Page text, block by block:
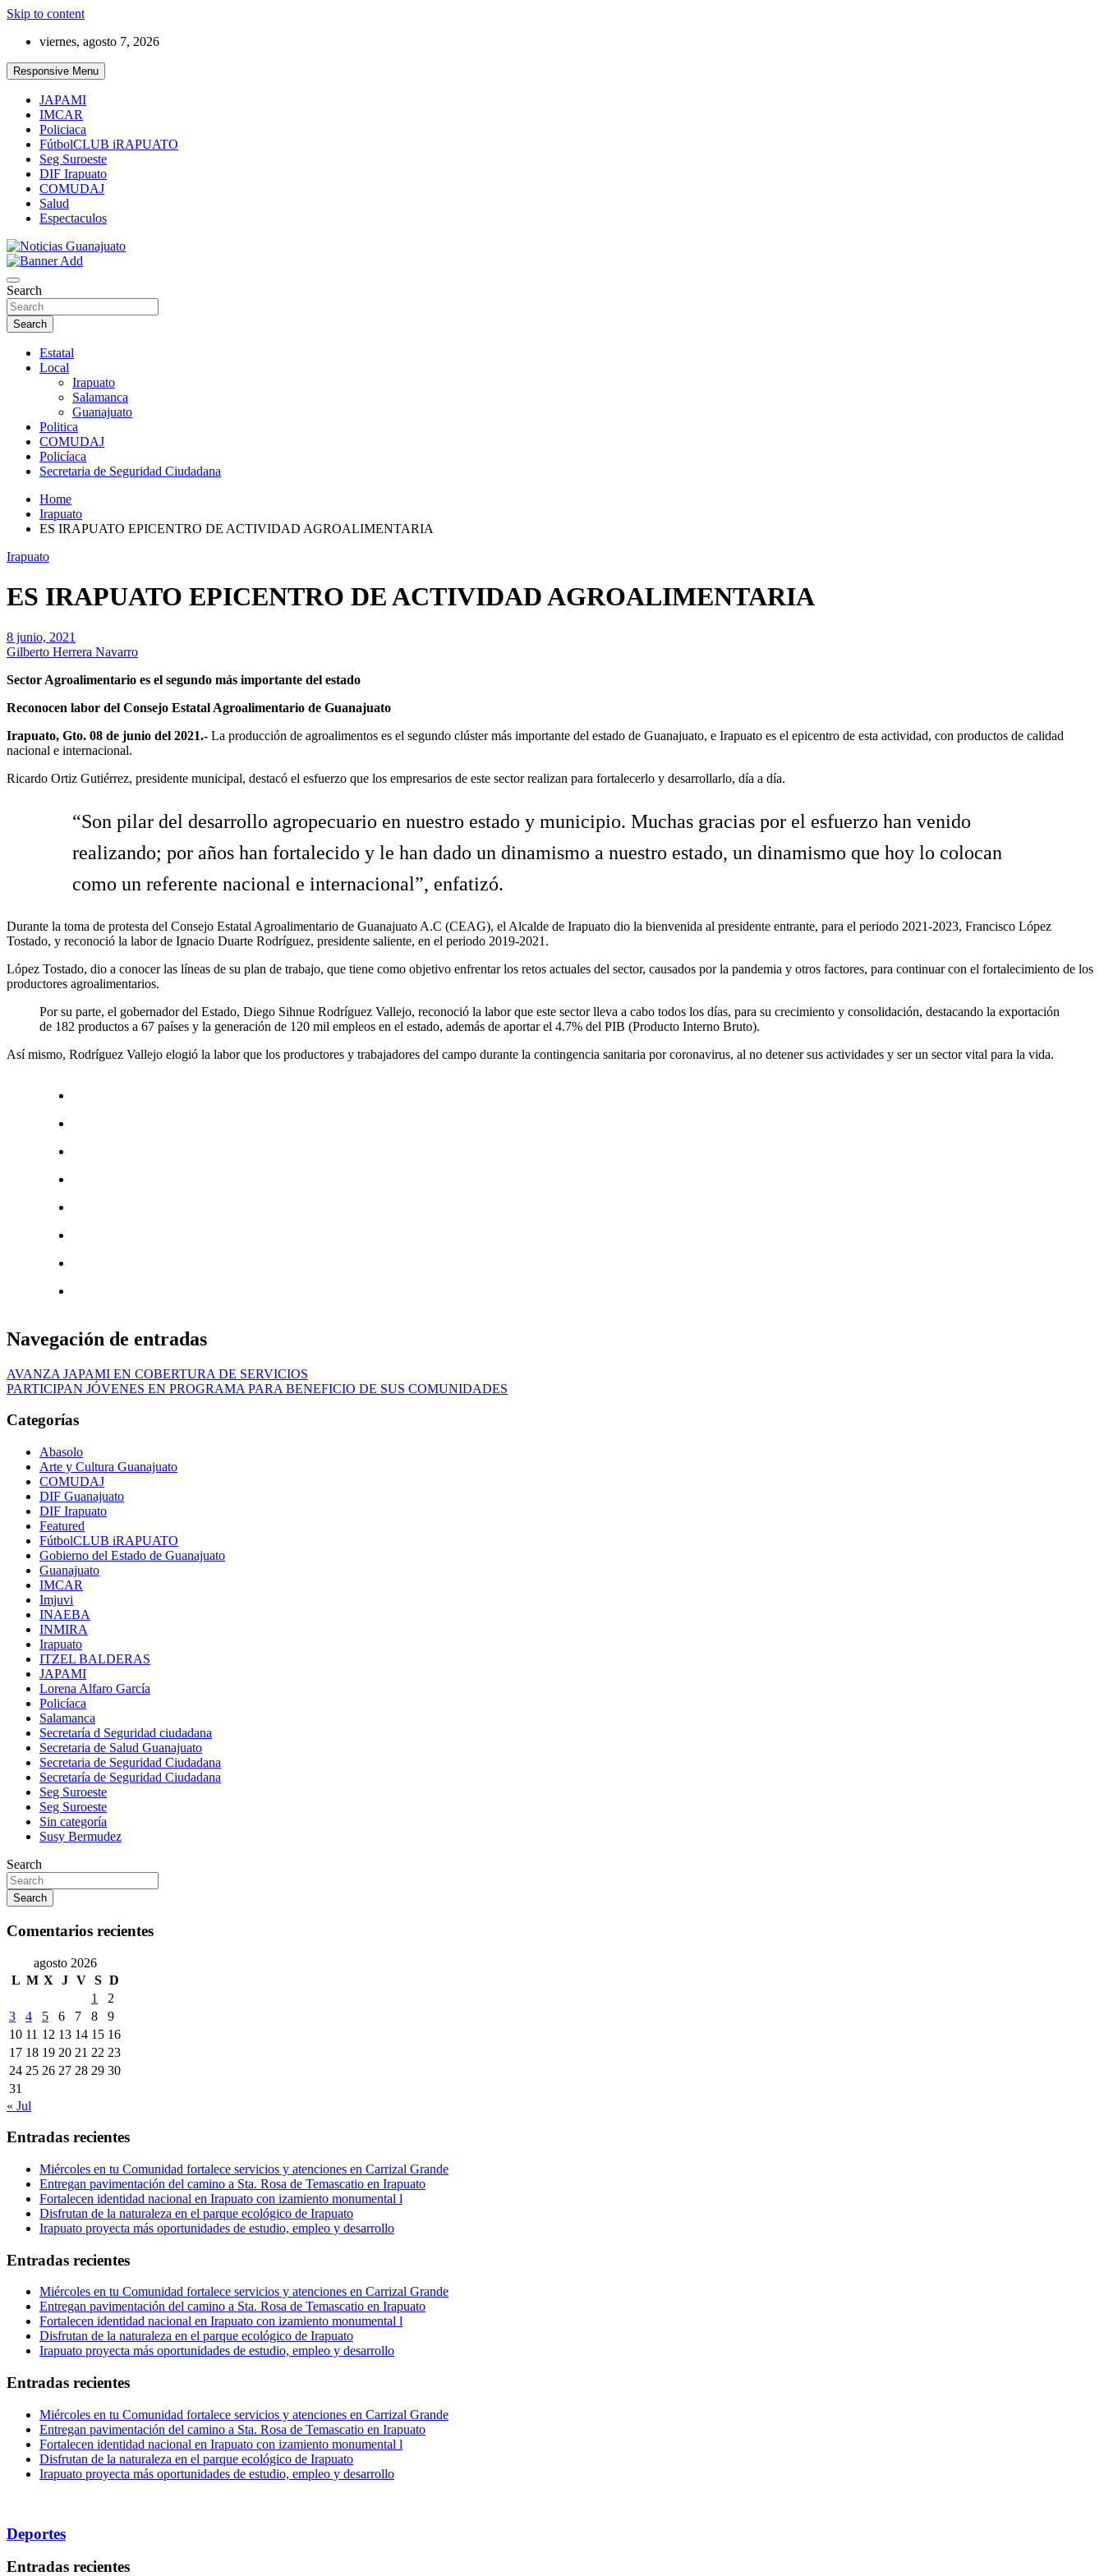
Skip to content
viernes, agosto 7, 2026
Responsive Menu
JAPAMI
IMCAR
Policiaca
FútbolCLUB iRAPUATO
Seg Suroeste
DIF Irapuato
COMUDAJ
Salud
Espectaculos
Noticias Guanajuato
Search
Search
Estatal
Local
Irapuato
Salamanca
Guanajuato
Politica
COMUDAJ
Policíaca
Secretaria de Seguridad Ciudadana
Home
Irapuato
ES IRAPUATO EPICENTRO DE ACTIVIDAD AGROALIMENTARIA
Irapuato
ES IRAPUATO EPICENTRO DE ACTIVIDAD AGROALIMENTARIA
8 junio, 2021
Gilberto Herrera Navarro
Sector Agroalimentario es el segundo más importante del estado
Reconocen labor del Consejo Estatal Agroalimentario de Guanajuato
Irapuato, Gto. 08 de junio del 2021.- La producción de agroalimentos es el segundo clúster más importante del estado de Guanajuato, e Irapuato es el epicentro de esta actividad, con productos de calidad
nacional e internacional.
Ricardo Ortiz Gutiérrez, presidente municipal, destacó el esfuerzo que los empresarios de este sector realizan para fortalecerlo y desarrollarlo, día a día.
“Son pilar del desarrollo agropecuario en nuestro estado y municipio. Muchas gracias por el esfuerzo han venido
realizando; por años han fortalecido y le han dado un dinamismo a nuestro estado, un dinamismo que hoy lo colocan
como un referente nacional e internacional”, enfatizó.
Durante la toma de protesta del Consejo Estatal Agroalimentario de Guanajuato A.C (CEAG), el Alcalde de Irapuato dio la bienvenida al presidente entrante, para el periodo 2021-2023, Francisco López
Tostado, y reconoció la labor de Ignacio Duarte Rodríguez, presidente saliente, en el periodo 2019-2021.
López Tostado, dio a conocer las líneas de su plan de trabajo, que tiene como objetivo enfrentar los retos actuales del sector, causados por la pandemia y otros factores, para continuar con el fortalecimiento de los
productores agroalimentarios.
Por su parte, el gobernador del Estado, Diego Sihnue Rodríguez Vallejo, reconoció la labor que este sector lleva a cabo todos los días, para su crecimiento y consolidación, destacando la exportación
de 182 productos a 67 países y la generación de 120 mil empleos en el estado, además de aportar el 4.7% del PIB (Producto Interno Bruto).
Así mismo, Rodríguez Vallejo elogió la labor que los productores y trabajadores del campo durante la contingencia sanitaria por coronavirus, al no detener sus actividades y ser un sector vital para la vida.
Navegación de entradas
AVANZA JAPAMI EN COBERTURA DE SERVICIOS
PARTICIPAN JÓVENES EN PROGRAMA PARA BENEFICIO DE SUS COMUNIDADES
Categorías
Abasolo
Arte y Cultura Guanajuato
COMUDAJ
DIF Guanajuato
DIF Irapuato
Featured
FútbolCLUB iRAPUATO
Gobierno del Estado de Guanajuato
Guanajuato
IMCAR
Imjuvi
INAEBA
INMIRA
Irapuato
ITZEL BALDERAS
JAPAMI
Lorena Alfaro García
Policíaca
Salamanca
Secretaría d Seguridad ciudadana
Secretaria de Salud Guanajuato
Secretaria de Seguridad Ciudadana
Secretaría de Seguridad Ciudadana
Seg Suroeste
Seg Suroeste
Sin categoría
Susy Bermudez
Search
Search
Comentarios recientes
agosto 2026
L M X J V S D
1
2
3
4 5 6 7 8
9
10 11 12 13 14 15 16
17 18 19 20 21 22 23
24 25 26 27 28 29 30
31
« Jul
Entradas recientes
Miércoles en tu Comunidad fortalece servicios y atenciones en Carrizal Grande
Entregan pavimentación del camino a Sta. Rosa de Temascatio en Irapuato
Fortalecen identidad nacional en Irapuato con izamiento monumental l
Disfrutan de la naturaleza en el parque ecológico de Irapuato
Irapuato proyecta más oportunidades de estudio, empleo y desarrollo
Entradas recientes
Miércoles en tu Comunidad fortalece servicios y atenciones en Carrizal Grande
Entregan pavimentación del camino a Sta. Rosa de Temascatio en Irapuato
Fortalecen identidad nacional en Irapuato con izamiento monumental l
Disfrutan de la naturaleza en el parque ecológico de Irapuato
Irapuato proyecta más oportunidades de estudio, empleo y desarrollo
Entradas recientes
Miércoles en tu Comunidad fortalece servicios y atenciones en Carrizal Grande
Entregan pavimentación del camino a Sta. Rosa de Temascatio en Irapuato
Fortalecen identidad nacional en Irapuato con izamiento monumental l
Disfrutan de la naturaleza en el parque ecológico de Irapuato
Irapuato proyecta más oportunidades de estudio, empleo y desarrollo
Deportes
Entradas recientes